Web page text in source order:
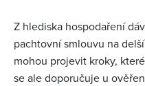
Z hlediska hospodaření
pachtovní smlouvu na
mohou projevit kroky,
se ale doporučuje u